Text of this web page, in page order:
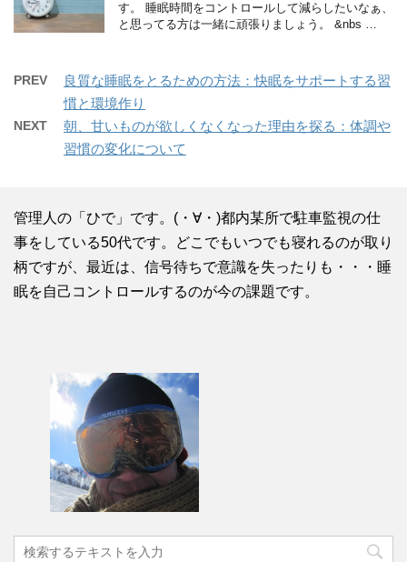
す。 睡眠時間をコントロールして減らしたいなぁ、
と思ってる方は一緒に頑張りましょう。 &nbs …
PREV
良質な睡眠をとるための方法：快眠をサポートする習
慣と環境作り
NEXT
朝、甘いものが欲しくなくなった理由を探る：体調や
習慣の変化について
管理人の「ひで」です。(・∀・)都内某所で駐車監視の仕
事をしている50代です。どこでもいつでも寝れるのが取り
柄ですが、最近は、信号待ちで意識を失ったりも・・・睡
眠を自己コントロールするのが今の課題です。